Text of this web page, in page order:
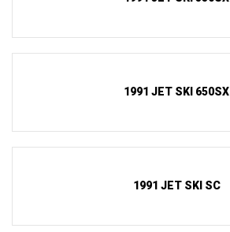
1991 JET SKI 650SX
1991 JET SKI SC